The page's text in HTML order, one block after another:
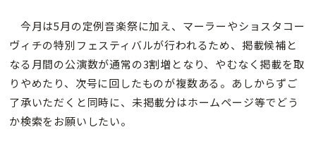
今月は5月の定例音楽祭に加え、マーラーやショスタコー
ヴィチの特別フェスティバルが行われるため、掲載候補と
なる月間の公演数が通常の3割増となり、やむなく掲載を取
りやめたり、次号に回したものが複数ある。あしからずご
了承いただくと同時に、未掲載分はホームページ等でどう
か検索をお願いしたい。